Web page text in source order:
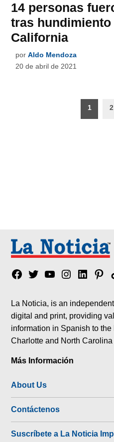
14 personas
tras hundimiento
California
por Aldo Mendoza
20 de abril de 2021
1 2
Facebook
TwitterYouTubeInstagram
Linkedin
La Noticia, is an
digital and print, providing
information in Spanish to
Charlotte and North
Más Información
About Us
Contáctenos
Suscríbete a La Noticia